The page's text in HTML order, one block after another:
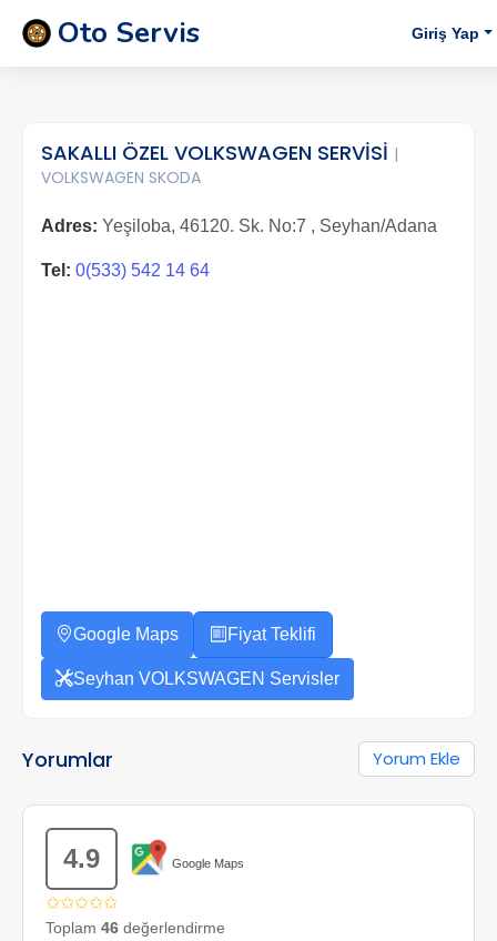
Oto Servis Giriş Yap
SAKALLI ÖZEL VOLKSWAGEN SERVİSİ |
VOLKSWAGEN SKODA
Adres: Yeşiloba, 46120. Sk. No:7 , Seyhan/Adana
Tel: 0(533) 542 14 64
Google Maps Fiyat Teklifi
Seyhan VOLKSWAGEN Servisler
Yorumlar Yorum Ekle
4.9 Google Maps
✩✩✩✩✩
Toplam 46 değerlendirme